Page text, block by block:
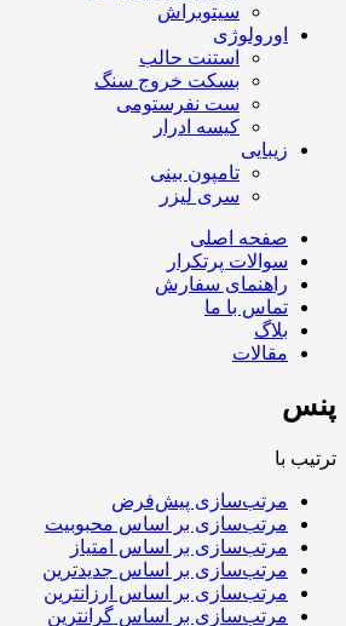
سیتوبراش
اورولوژی
استنت حالب
بسکت خروج سنگ
ست نفرستومی
کیسه ادرار
زیبایی
تامپون بینی
سری لیزر
صفحه اصلی
سوالات پرتکرار
راهنمای سفارش
تماس با ما
بلاگ
مقالات
پنس
ترتیب با
مرتب‌سازی پیش‌فرض
مرتب‌سازی بر اساس محبوبیت
مرتب‌سازی بر اساس امتیاز
مرتب‌سازی بر اساس جدیدترین
مرتب‌سازی بر اساس ارزانترین
مرتب‌سازی بر اساس گرانترین